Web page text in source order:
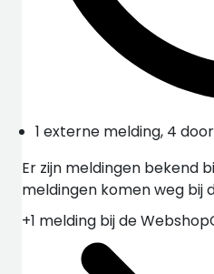
1 externe melding, 4
Er zijn meldingen bekend
meldingen komen weg bij
+1 melding bij de